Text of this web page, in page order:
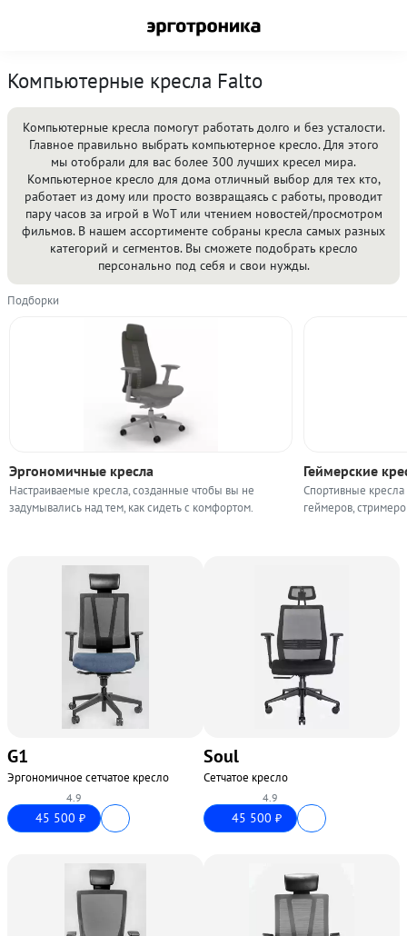
Компьютерные кресла Falto
Компьютерные кресла помогут работать долго и без усталости.
Главное правильно выбрать компьютерное кресло. Для этого
мы отобрали для вас более 300 лучших кресел мира.
Компьютерное кресло для дома отличный выбор для тех кто,
работает из дому или просто возвращаясь с работы, проводит
пару часов за игрой в WoT или чтением новостей/просмотром
фильмов. В нашем ассортименте собраны кресла самых разных
категорий и сегментов. Вы сможете подобрать кресло
персонально под себя и свои нужды.
Подборки
Эргономичные кресла
Настраиваемые кресла, созданные чтобы вы не
задумывались над тем, как сидеть с комфортом.
Геймерские
Спортивные
геймеров,
G1
Эргономичное сетчатое кресло
4.9
45 500 ₽
Soul
Сетчатое кресло
4.9
45 500 ₽